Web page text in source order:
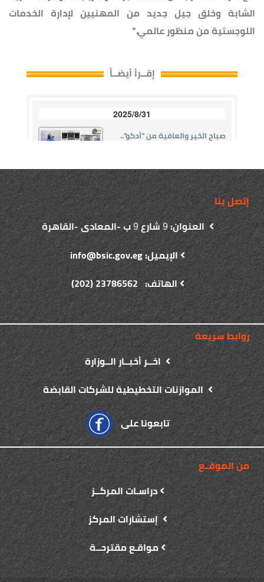
الشابة وخلق جيل جديد من المهنيين لإدارة الخدمات
اللوجستية من منظور عالمي."
إتصل بنا
العنوان:9شارع9ب -المعادى -القاهرة
الإيميل: info@bsic.gov.eg
الهاتف: 23786562 (202)
روابط سريعة
اخــر أخبــار الــوزارة
الموازنات التخطيطية للشركات القابضة
تابعونا على
من الموقــع
دراسـات المركــز
إستشارات المركز
مواقـع مقترحــة